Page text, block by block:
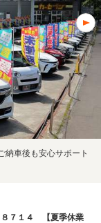
車後も安心サポート
７１４ 【夏季休業